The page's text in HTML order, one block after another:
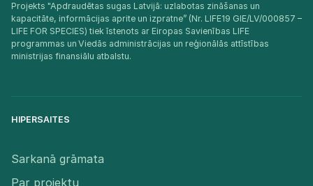
Projekts "Apdraudētas sugas Latvijā: uzlabotas zināšanas un
kapacitāte, informācijas aprite un izpratne” (Nr. LIFE19 GIE/LV/000857 –
LIFE FOR SPECIES) tiek īstenots ar Eiropas Savienības LIFE
programmas un Viedās administrācijas un reģionālās attīstības
ministrijas finansiālu atbalstu.​
HIPERSAITES
Sarkanā grāmata
Par projektu